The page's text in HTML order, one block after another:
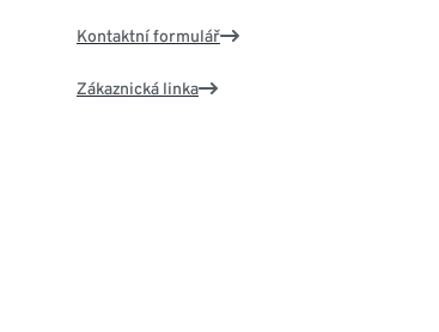
Kontaktní formulář
Zákaznická linka